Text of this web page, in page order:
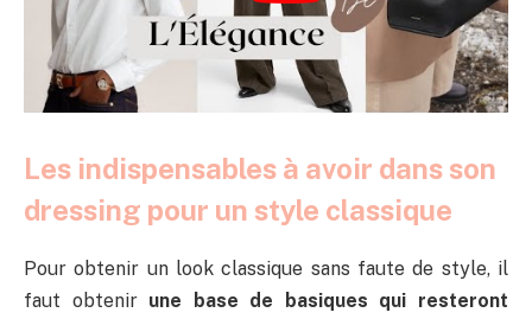
Les indispensables à avoir dans son
dressing pour un style classique
Pour obtenir un look classique sans faute de style, il
faut obtenir une base de basiques qui resteront